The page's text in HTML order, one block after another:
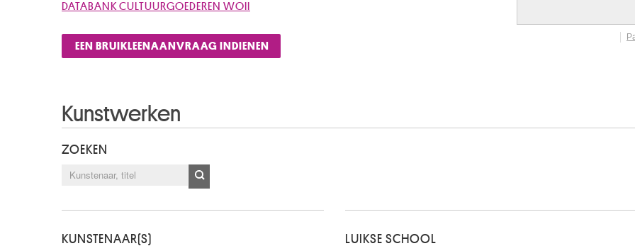
DATABANK CULTUURGOEDEREN WOII
EEN BRUIKLEENAANVRAAG INDIENEN
Kunstwerken
ZOEKEN
KUNSTENAAR(S) LUIKSE SCHOOL